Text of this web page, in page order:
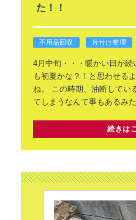
た！！
不用品回収 片付け整理
4月中旬・・・暖かい日が続
も初夏かな？！と思わせる
ね。
この時期、油断してい
てしまうなんて事もあるみ
続きは